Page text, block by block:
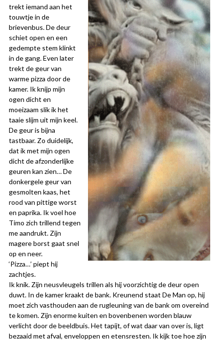
trekt iemand aan het
touwtje in de
brievenbus. De deur
schiet open en een
gedempte stem klinkt
in de gang. Even later
trekt de geur van
warme pizza door de
kamer. Ik knijp mijn
ogen dicht en
moeizaam slik ik het
taaie slijm uit mijn keel.
De geur is bijna
tastbaar. Zo duidelijk,
dat ik met mijn ogen
dicht de afzonderlijke
geuren kan zien… De
donkergele geur van
gesmolten kaas, het
rood van pittige worst
en paprika. Ik voel hoe
Timo zich trillend tegen
me aandrukt. Zijn
magere borst gaat snel
op en neer.
‘Pizza…’ piept hij
zachtjes.
Ik knik. Zijn neusvleugels trillen als hij voorzichtig de deur open
duwt. In de kamer kraakt de bank. Kreunend staat De Man op, hij
moet zich vasthouden aan de rugleuning van de bank om overeind
te komen. Zijn enorme kuiten en bovenbenen worden blauw
verlicht door de beeldbuis. Het tapijt, of wat daar van over is, ligt
bezaaid met afval, enveloppen en etensresten. Ik kijk toe hoe zijn